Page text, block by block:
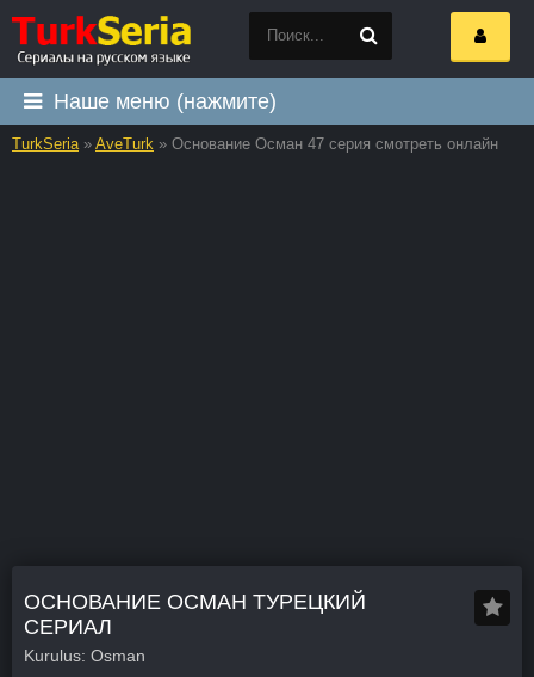
Наше меню (нажмите)
TurkSeria» AveTurk » Основание Осман 47 серия смотреть онлайн
ОСНОВАНИЕ ОСМАН ТУРЕЦКИЙ
СЕРИАЛ
Kurulus: Osman